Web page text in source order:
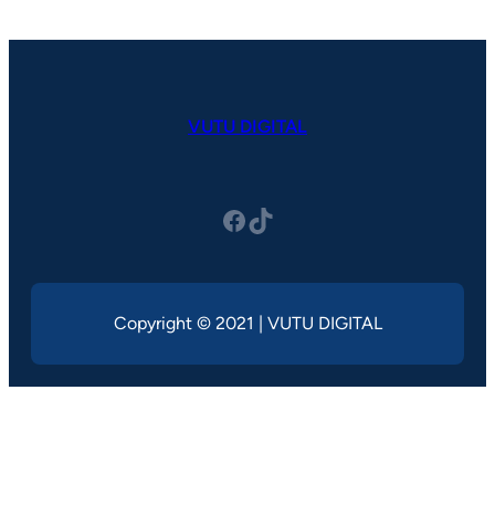
VUTU DIGITAL
Facebook TikTok
Copyright © 2021 | VUTU DIGITAL